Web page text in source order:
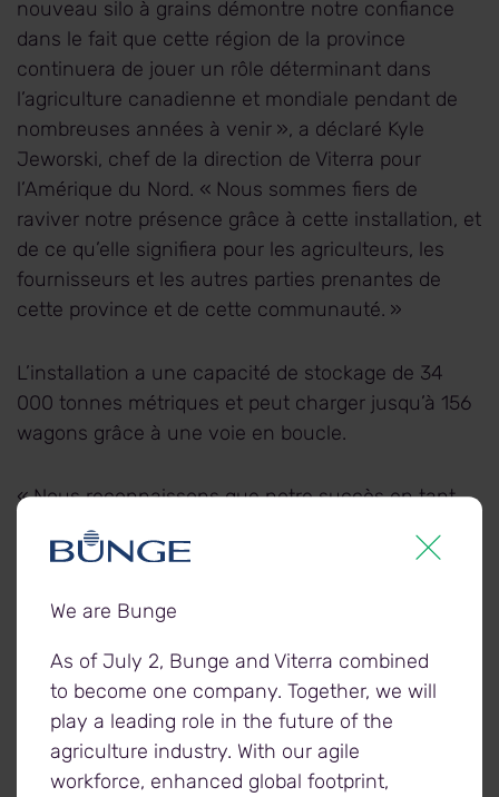
nouveau silo à grains démontre notre confiance
dans le fait que cette région de la province
continuera de jouer un rôle déterminant dans
l’agriculture canadienne et mondiale pendant de
nombreuses années à venir », a déclaré Kyle
Jeworski, chef de la direction de Viterra pour
l’Amérique du Nord. « Nous sommes fiers de
raviver notre présence grâce à cette installation, et
de ce qu’elle signifiera pour les agriculteurs, les
fournisseurs et les autres parties prenantes de
cette province et de cette communauté. »
L’installation a une capacité de stockage de 34
000 tonnes métriques et peut charger jusqu’à 156
wagons grâce à une voie en boucle.
« Nous reconnaissons que notre succès en tant
qu’entreprise est lié au haut niveau de service que
nous fournissons à nos clients, et à leur capacité à
avons besoin pour répondre aux attentes de nos
utilisateurs finaux dans le monde entier », a
déclaré M. Jeworski. « De plus, nous sommes fiers
de contribuer à l’impact positif de ce projet en
créant des emplois locaux et en apportant d’autres
avantages économiques. »
We are Bunge
As of July 2, Bunge and Viterra combined
to become one company. Together, we will
play a leading role in the future of the
agriculture industry. With our agile
workforce, enhanced global footprint,